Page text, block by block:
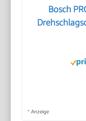
Bosch
* Anzeige